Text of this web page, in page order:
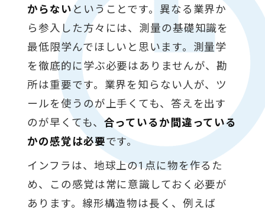
からないということです。異なる業界か
ら参入した方々には、測量の基礎知識を
最低限学んでほしいと思います。測量学
を徹底的に学ぶ必要はありませんが、勘
所は重要です。業界を知らない人が、ツ
ールを使うのが上手くても、答えを出す
のが早くても、 合っているか間違っている
かの感覚は必要です。
インフラは、地球上の1点に物を作るた
め、この感覚は常に意識しておく必要が
あります。線形構造物は長く、例えば